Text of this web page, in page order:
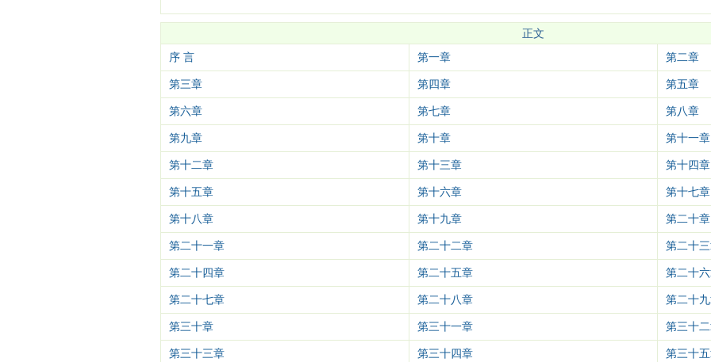
正文
序 言
第一章 第二章
第三章 第四章 第五章
第六章 第七章 第八章
第九章 第十章 第十一章
第十二章 第十三章 第十四章
第十五章 第十六章 第十七章
第十八章 第十九章 第二十章
第二十一章 第二十二章 第二十
第二十四章 第二十五章 第二十
第二十七章 第二十八章 第二十
第三十章 第三十一章 第三十
第三十三章 第三十四章 第三十